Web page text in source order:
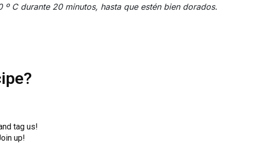
C durante 20 minutos, hasta que estén bien dorados.
tag us!
up!